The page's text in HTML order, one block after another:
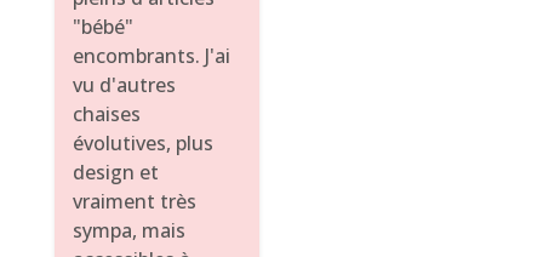
"bébé"
encombrants. J'ai
vu d'autres
chaises
évolutives, plus
design et
vraiment très
sympa, mais